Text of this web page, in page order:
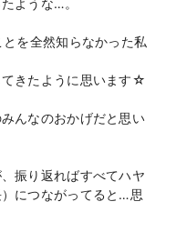
を全然知らなかった私
きたように思います☆
んなのおかげだと思い
振り返ればすべてハヤ
につながってると…思